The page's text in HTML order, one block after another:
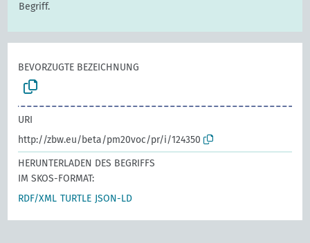
Begriff.
BEVORZUGTE BEZEICHNUNG
URI
http://zbw.eu/beta/pm20voc/pr/i/124350
HERUNTERLADEN DES BEGRIFFS
IM SKOS-FORMAT:
RDF/XML TURTLE JSON-LD